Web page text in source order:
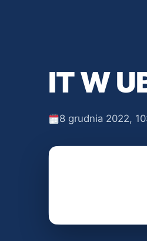
IT W
8 grudnia 2022,